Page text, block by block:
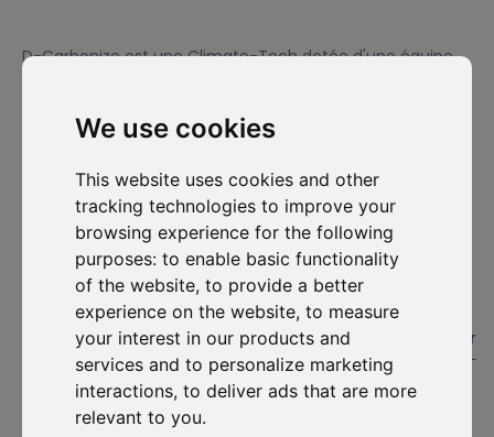
We use cookies
This website uses cookies and other
tracking technologies to improve your
browsing experience for the following
purposes: to enable basic functionality
of the website, to provide a better
experience on the website, to measure
your interest in our products and
services and to personalize marketing
interactions, to deliver ads that are more
relevant to you.
D-Carbonize est une Climate-Tech dotée d'une équipe
Je souhaite m'abonner à la newsletter et accepte d'être
contacté à des fins de prospection commerciale.
S'abonner
Solutions
#1. Carbon Cockpit
Académie
D-
Carbonize
À propos
Rencontrez
Ressources
Etudes de cas
Blog
Webinaires
Média
Nous
contacter
Contactez-